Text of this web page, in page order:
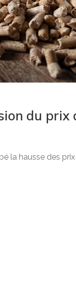
du prix
la hausse des